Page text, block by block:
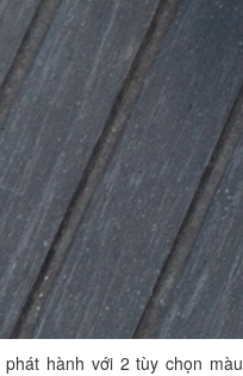
hành với 2 tùy chọn màu